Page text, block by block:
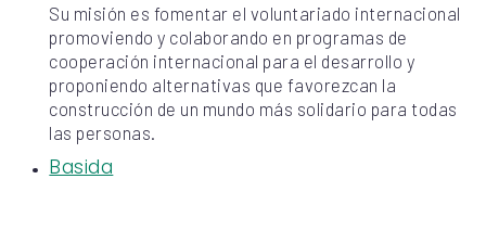
Su misión es fomentar el voluntariado internacional
promoviendo y colaborando en programas de
cooperación internacional para el desarrollo y
proponiendo alternativas que favorezcan la
construcción de un mundo más solidario para todas
las personas.
Basida